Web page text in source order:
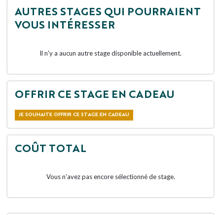
AUTRES STAGES QUI POURRAIENT
VOUS INTÉRESSER
Il n'y a aucun autre stage disponible actuellement.
OFFRIR CE STAGE EN CADEAU
JE SOUHAITE OFFRIR CE STAGE EN CADEAU
COÛT TOTAL
Vous n'avez pas encore sélectionné de stage.